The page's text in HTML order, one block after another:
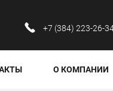
‪+7 (384) 223-26-
О КОМПАНИИ